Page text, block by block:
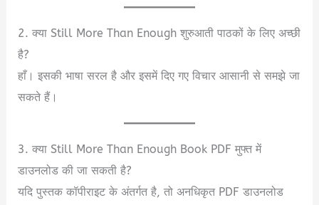
2. क्या Still More Than Enough शुरुआती पाठकों के लिए अच्छी
है?
हाँ। इसकी भाषा सरल है और इसमें दिए गए विचार आसानी से समझे जा
सकते हैं।
3. क्या Still More Than Enough Book PDF मुफ्त में
डाउनलोड की जा सकती है?
यदि पुस्तक कॉपीराइट के अंतर्गत है, तो अनधिकृत PDF डाउनलोड